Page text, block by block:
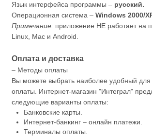
Язык интерфейса программы – русский.
Операционная система – Windows 2000/
Примечание: приложение НЕ работает на
Linux, Mac и Android.
Оплата и доставка
– Методы оплаты
Вы можете выбрать наиболее удобный для
оплаты. Интернет-магазин "Интеграл"
следующие варианты оплаты:
Банковские карты.
Интернет-банкинг – онлайн платежи.
Терминалы оплаты.